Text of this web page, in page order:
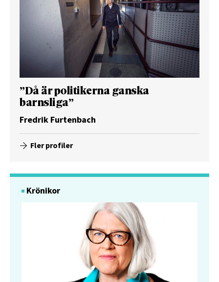
”Då är politikerna ganska
barnsliga”
Fredrik Furtenbach
Fler profiler
Krönikor